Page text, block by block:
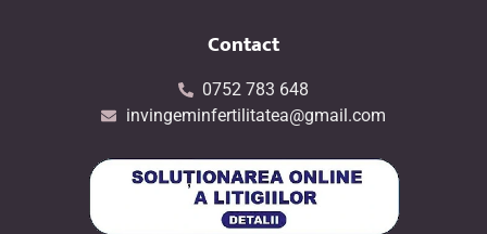
Contact
0752 783 648
invingeminfertilitatea@gmail.com